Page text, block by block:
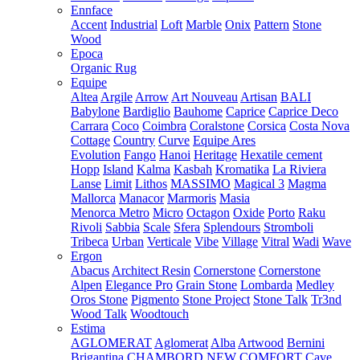
Ennface
Accent Industrial Loft Marble Onix Pattern Stone
Wood
Epoca
Organic Rug
Equipe
Altea Argile Arrow Art Nouveau Artisan BALI
Babylone Bardiglio Bauhome Caprice Caprice Deco
Carrara Coco Coimbra Coralstone Corsica Costa Nova
Cottage Country Curve Equipe Ares
Evolution Fango Hanoi Heritage Hexatile cement
Hopp Island Kalma Kasbah Kromatika La Riviera
Lanse Limit Lithos MASSIMO Magical 3 Magma
Mallorca Manacor Marmoris Masia
Menorca Metro Micro Octagon Oxide Porto Raku
Rivoli Sabbia Scale Sfera Splendours Stromboli
Tribeca Urban Verticale Vibe Village Vitral Wadi Wave
Ergon
Abacus Architect Resin Cornerstone Cornerstone
Alpen Elegance Pro Grain Stone Lombarda Medley
Oros Stone Pigmento Stone Project Stone Talk Tr3nd
Wood Talk Woodtouch
Estima
AGLOMERAT Aglomerat Alba Artwood Bernini